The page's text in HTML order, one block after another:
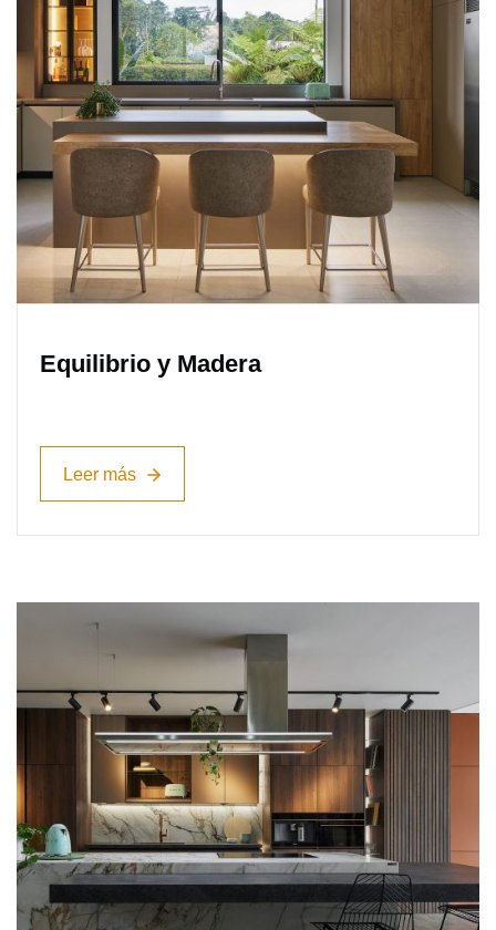
Equilibrio y Madera
Leer más
Leer más